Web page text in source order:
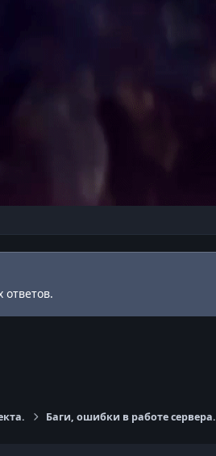
Баги, ошибки в работе сервера.